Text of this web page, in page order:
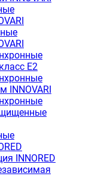
E2
INNOVARI
INNORED